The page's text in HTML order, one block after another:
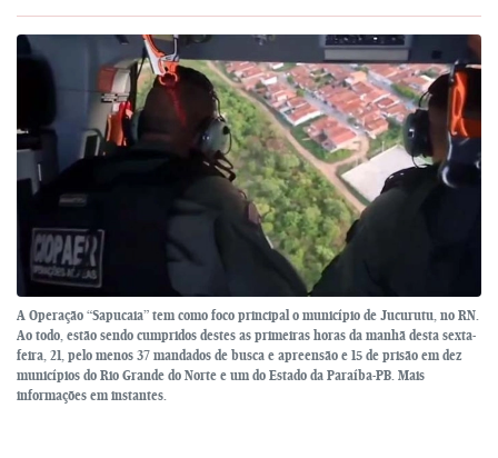
A Operação “Sapucaia” tem como foco principal o município de Jucurutu, no RN.
Ao todo, estão sendo cumpridos destes as primeiras horas da manhã desta sexta-
feira, 21, pelo menos 37 mandados de busca e apreensão e 15 de prisão em dez
municípios do Rio Grande do Norte e um do Estado da Paraíba-PB. Mais
informações em instantes.